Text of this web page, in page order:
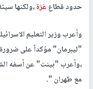
حدود قطاعغزة،ولكنها
وأعرب وزير التعليم
"ليبرمان" مؤكداً على
،وأعرب "بينت" عن أسفه
مع طهران ".